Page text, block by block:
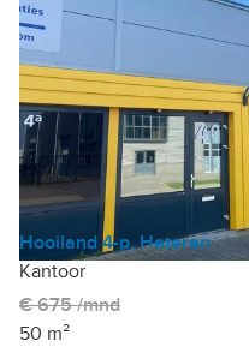
Hooiland 4-p, Heteren
Kantoor
€ 675 /mnd
50 m²